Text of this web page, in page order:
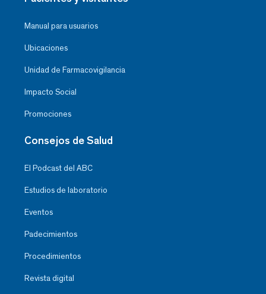
Manual para usuarios
Ubicaciones
Unidad de Farmacovigilancia
Impacto Social
Promociones
Consejos de Salud
El Podcast del ABC
Estudios de laboratorio
Eventos
Padecimientos
Procedimientos
Revista digital